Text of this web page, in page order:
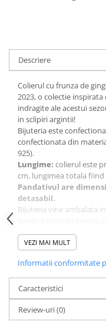
Descriere
Colierul cu frunza de
2023, o colectie
indragite ale acestui
in sclipiri argintii!
Bijuteria este
confectionata din
925).
Lungime: colierul este
cm, lungimea totala fiind
Pandativul are
detasabil.
Bijuteria vine ambalata
de garantie si
Greutate: aprox. 2.4g+/-
Instructiuni pentru
Stim ca esti tentat sa o
deteriora semnificativ
placate. Feriti bijuteriile
sau substante chimice.
laveta speciala primita,
VEZI MAI MULT
Informatii conformitate
Caracteristici
Review-uri(0)